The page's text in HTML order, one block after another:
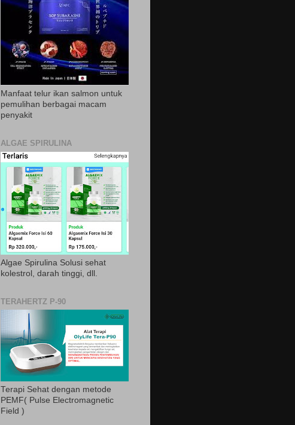
Manfaat telur ikan salmon untuk
pemulihan berbagai macam
penyakit
ALGAE SPIRULINA
Algae Spirulina Solusi sehat
kolestrol, darah tinggi, dll.
TERAHERTZ P-90
Terapi Sehat dengan metode
PEMF( Pulse Electromagnetic
Field )